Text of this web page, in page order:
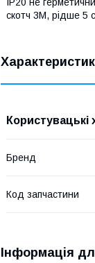
скотч 3M, рідше 5
Користувацькi
Бренд
Код запчастини
Інформація